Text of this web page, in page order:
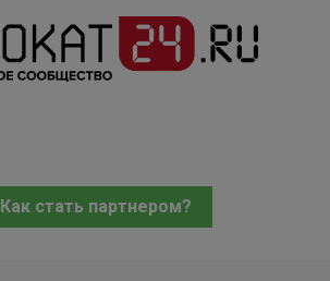
Как стать партнером?